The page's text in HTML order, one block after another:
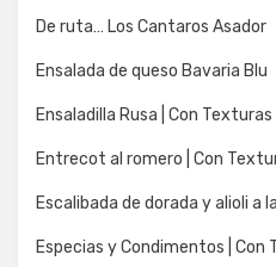
De ruta… Los Cantaros Asador
Ensalada de queso Bavaria Blu
Ensaladilla Rusa | Con
Entrecot al romero | Con
Escalibada de dorada y alioli a
Especias y Condimentos | Con